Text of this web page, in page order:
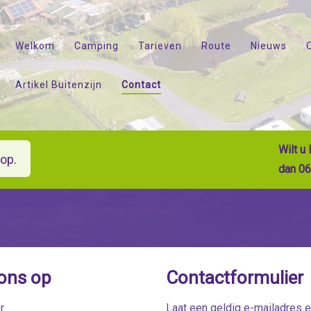
Welkom Camping Tarieven Route Nieuws
Artikel Buitenzijn Contact
Wilt u
dan
op
.
Contactformulier
Laat een geldig e-mailadres